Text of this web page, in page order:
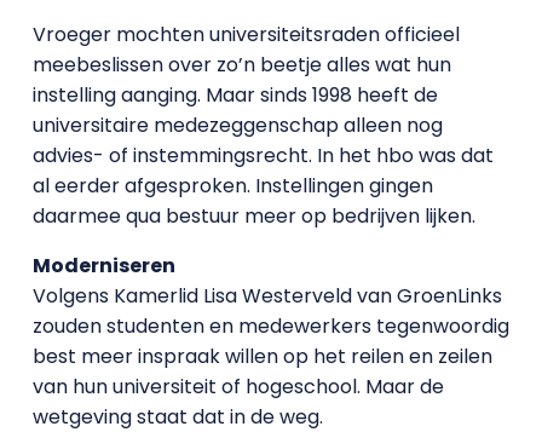
Vroeger mochten universiteitsraden officieel
meebeslissen over zo’n beetje alles wat hun
instelling aanging. Maar sinds 1998 heeft de
universitaire medezeggenschap alleen nog
advies- of instemmingsrecht. In het hbo was dat
al eerder afgesproken. Instellingen gingen
daarmee qua bestuur meer op bedrijven lijken.
Moderniseren
Volgens Kamerlid Lisa Westerveld van GroenLinks
zouden studenten en medewerkers tegenwoordig
best meer inspraak willen op het reilen en zeilen
van hun universiteit of hogeschool. Maar de
wetgeving staat dat in de weg.